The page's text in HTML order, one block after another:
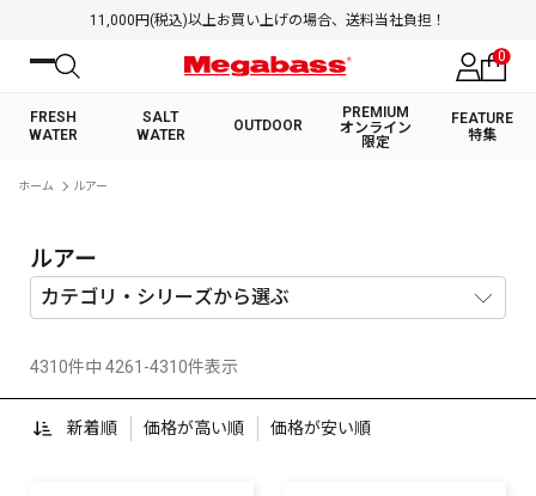
11,000円(税込)以上お買い上げの場合、送料当社負担！
0
FRESH
WATER
SALT
WATER
OUTDOOR
PREMIUM
オンライン
限定
FEATURE
特集
キーワード
カテゴリ
PREMIUM オンライン限定
ホーム ルアー
ルアー
4310件中 4261-4310件表示
新着順 価格が高い順 価格が安い順